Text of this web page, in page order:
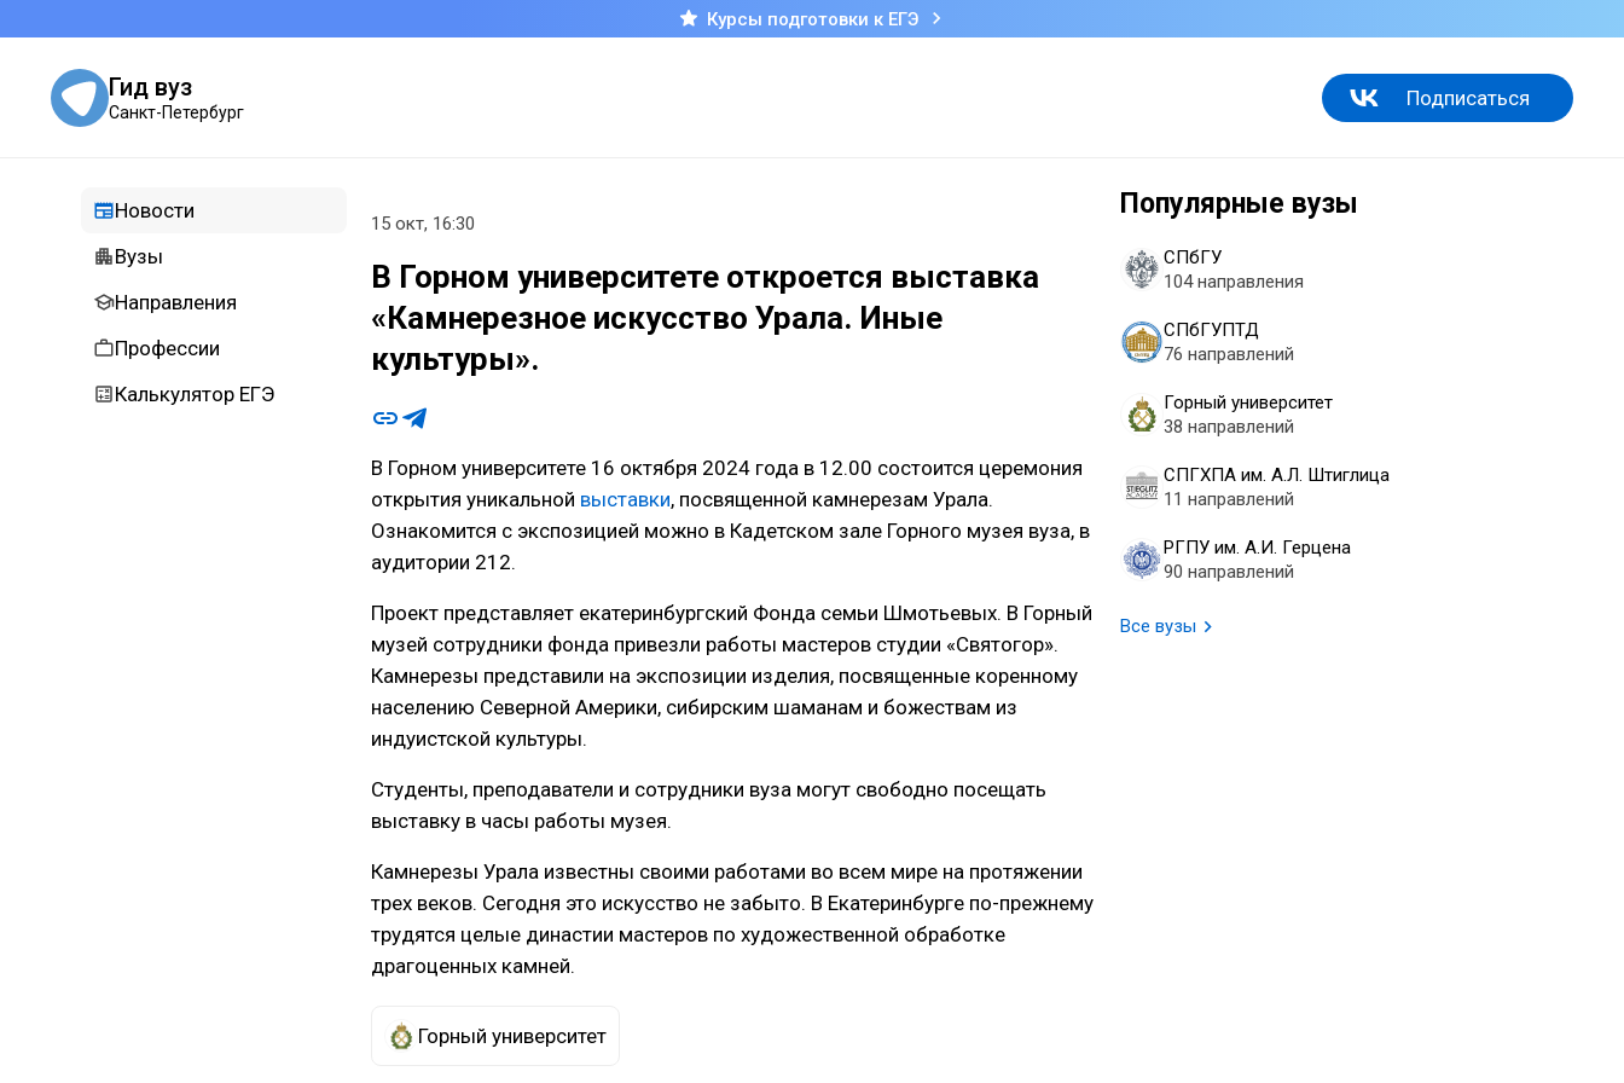
Курсы подготовки к ЕГЭ
Гид вуз
Санкт-Петербург
Подписаться
Новости
Вузы
Направления
Профессии
Калькулятор ЕГЭ
Популярные вузы
СПбГУ
104 направления
СПбГУПТД
76 направлений
Горный университет
38 направлений
СПГХПА им. А.Л. Штиглица
11 направлений
РГПУ им. А.И. Герцена
90 направлений
Все вузы
15 окт, 16:30
В Горном университете откроется выставка
«Камнерезное искусство Урала. Иные
культуры».
В Горном университете 16 октября 2024 года в 12.00 состоится церемония
открытия уникальной выставки, посвященной камнерезам Урала.
Ознакомится с экспозицией можно в Кадетском зале Горного музея вуза, в
аудитории 212.
Проект представляет екатеринбургский Фонда семьи Шмотьевых. В Горный
музей сотрудники фонда привезли работы мастеров студии «Святогор».
Камнерезы представили на экспозиции изделия, посвященные коренному
населению Северной Америки, сибирским шаманам и божествам из
индуистской культуры.
Студенты, преподаватели и сотрудники вуза могут свободно посещать
выставку в часы работы музея.
Камнерезы Урала известны своими работами во всем мире на протяжении
трех веков. Сегодня это искусство не забыто. В Екатеринбурге по-прежнему
трудятся целые династии мастеров по художественной обработке
драгоценных камней.
Горный университет